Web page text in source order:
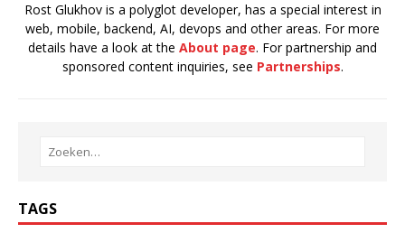
Rost Glukhov is a polyglot developer, has a special interest in
web, mobile, backend, AI, devops and other areas. For more
details have a look at the About page. For partnership and
sponsored content inquiries, see Partnerships.
TAGS